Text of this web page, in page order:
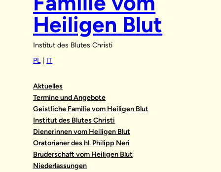
Heiligen Blut
Institut des Blutes Christi
PL | IT
Aktuelles
Termine und Angebote
Geistliche Familie vom Heiligen Blut
Institut des Blutes Christi
Dienerinnen vom Heiligen Blut
Oratorianer des hl. Philipp Neri
Bruderschaft vom Heiligen Blut
Niederlassungen